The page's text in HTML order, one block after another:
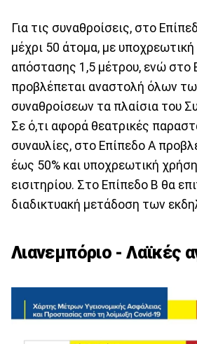
Για τις συναθροίσεις, στο
μέχρι 50 άτομα, με
απόστασης 1,5 μέτρου, ενώ στο
προβλέπεται αναστολή όλων
συναθροίσεων τα πλαίσια του
Σε ό,τι αφορά θεατρικές
συναυλίες, στο Επίπεδο Α
έως 50% και υποχρεωτική
εισιτηρίου. Στο Επίπεδο Β θα
διαδικτυακή μετάδοση των
Λιανεμπόριο - Λαϊκές